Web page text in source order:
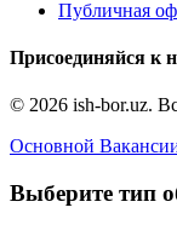
Публичная
Присоединяйся к
© 2026 ish-bor.uz.
Основной
Выберите тип